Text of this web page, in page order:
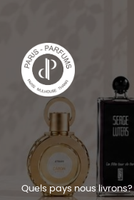
Quels pays nous livrons?